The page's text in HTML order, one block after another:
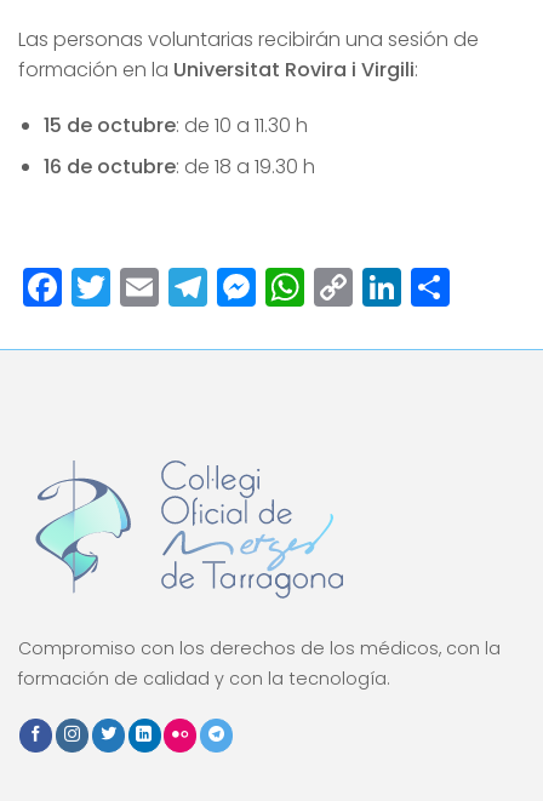
Las personas voluntarias recibirán una sesión de
formación en la Universitat Rovira i Virgili:
15 de octubre: de 10 a 11.30 h
16 de octubre: de 18 a 19.30 h
Facebook
Twitter
EmailTelegram
Messenger
WhatsApp
Copy
Link
Compromiso con los derechos de los médicos, con la
formación de calidad y con la tecnología.